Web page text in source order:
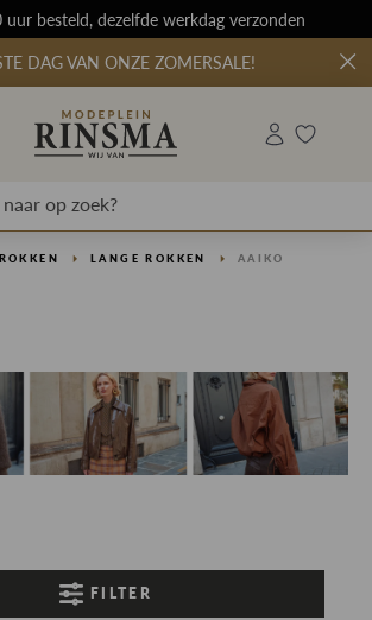
uur besteld, dezelfde werkdag verzonden
DAG VAN ONZE ZOMERSALE!
ROKKEN LANGE ROKKEN AAIKO
FILTER